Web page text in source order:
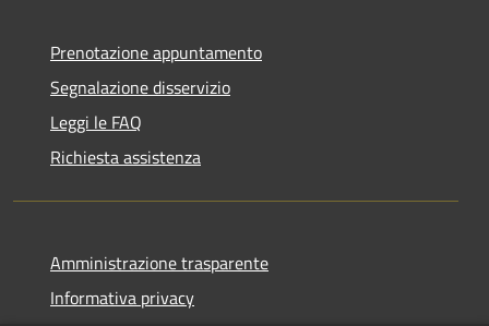
Prenotazione appuntamento
Segnalazione disservizio
Leggi le FAQ
Richiesta assistenza
Amministrazione trasparente
Informativa privacy